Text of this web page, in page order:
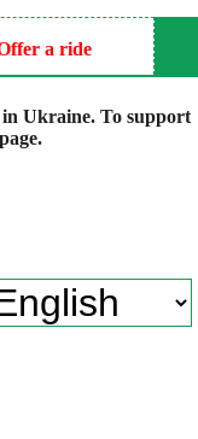
a ride
in Ukraine. To support